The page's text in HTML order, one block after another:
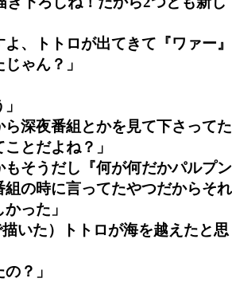
よ、トトロが出てきて『ワァー』
ゃん？」
ら深夜番組とかを見て下さってた
とだよね？」
もそうだし『何が何だかパルプン
組の時に言ってたやつだからそれ
った」
描いた）トトロが海を越えたと思
？」